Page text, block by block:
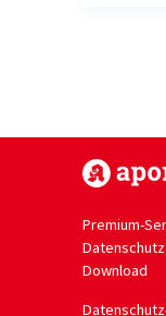
Premium-
Datenschutz
Download